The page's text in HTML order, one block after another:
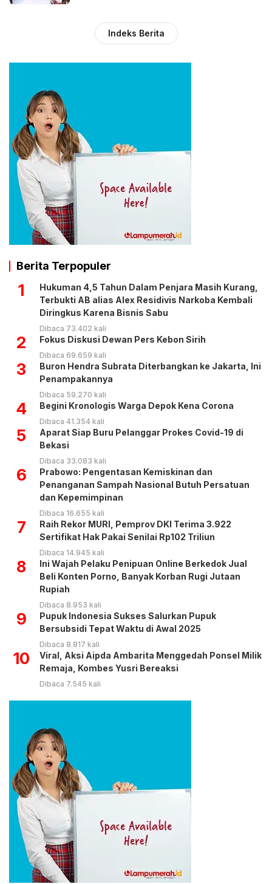
Indeks Berita
Berita Terpopuler
1
Hukuman 4,5 Tahun Dalam Penjara Masih Kurang,
Terbukti AB alias Alex Residivis Narkoba Kembali
Diringkus Karena Bisnis Sabu
Dibaca 73.402 kali
2 Fokus Diskusi Dewan Pers Kebon Sirih
Dibaca 69.659 kali
3
Buron Hendra Subrata Diterbangkan ke Jakarta, Ini
Penampakannya
Dibaca 59.270 kali
4 Begini Kronologis Warga Depok Kena Corona
Dibaca 41.354 kali
5
Aparat Siap Buru Pelanggar Prokes Covid-19 di
Bekasi
Dibaca 33.083 kali
6
Prabowo: Pengentasan Kemiskinan dan
Penanganan Sampah Nasional Butuh Persatuan
dan Kepemimpinan
Dibaca 16.655 kali
7
Raih Rekor MURI, Pemprov DKI Terima 3.922
Sertifikat Hak Pakai Senilai Rp102 Triliun
Dibaca 14.945 kali
8
Ini Wajah Pelaku Penipuan Online Berkedok Jual
Beli Konten Porno, Banyak Korban Rugi Jutaan
Rupiah
Dibaca 8.953 kali
9
Pupuk Indonesia Sukses Salurkan Pupuk
Bersubsidi Tepat Waktu di Awal 2025
Dibaca 8.817 kali
10
Viral, Aksi Aipda Ambarita Menggedah Ponsel Milik
Remaja, Kombes Yusri Bereaksi
Dibaca 7.545 kali